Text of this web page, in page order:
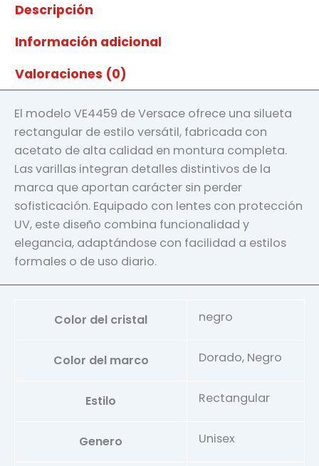
Descripción
Información adicional
Valoraciones (0)
El modelo VE4459 de Versace ofrece una silueta
rectangular de estilo versátil, fabricada con
acetato de alta calidad en montura completa.
Las varillas integran detalles distintivos de la
marca que aportan carácter sin perder
sofisticación. Equipado con lentes con protección
UV, este diseño combina funcionalidad y
elegancia, adaptándose con facilidad a estilos
formales o de uso diario.
Color del cristal negro
Color del marco Dorado, Negro
Estilo Rectangular
Genero Unisex